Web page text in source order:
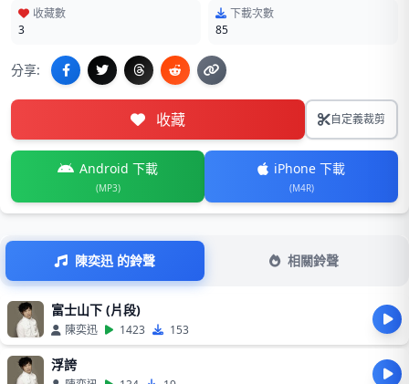
收藏數
3
下載次數
85
分享:
收藏 自定義裁剪
Android 下載
(MP3)
iPhone 下載
(M4R)
陳奕迅 的鈴聲 相關鈴聲
富士山下 (片段)
陳奕迅 1423 153
浮誇